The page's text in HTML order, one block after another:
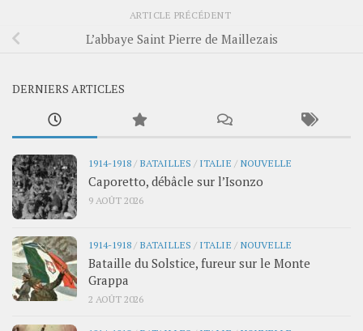
ARTICLE PRÉCÉDENT
L’abbaye Saint Pierre de Maillezais
DERNIERS ARTICLES
1914-1918 / BATAILLES / ITALIE / NOUVELLE
Caporetto, débâcle sur l’Isonzo
9 AOÛT 2026
1914-1918 / BATAILLES / ITALIE / NOUVELLE
Bataille du Solstice, fureur sur le Monte
Grappa
2 AOÛT 2026